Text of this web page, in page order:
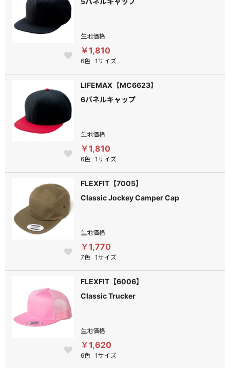
生地価格
￥1,810
6色 1サイズ
LIFEMAX【MC6623】
6バネルキャップ
生地価格
￥1,810
6色 1サイズ
FLEXFIT【7005】
Classic Jockey Camper Cap
生地価格
￥1,770
7色 1サイズ
FLEXFIT【6006】
Classic Trucker
生地価格
￥1,620
6色 1サイズ